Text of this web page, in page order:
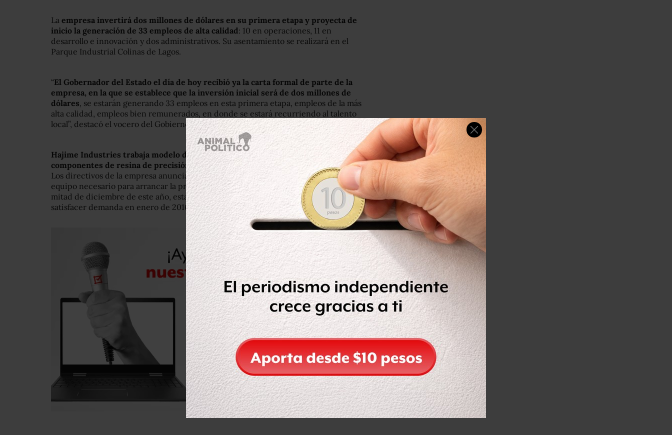
La empresa invertirá dos millones de dólares en su primera etapa y proyecta de
inicio la generación de 33 empleos de alta calidad: 10 en operaciones, 11 en
desarrollo e innovación y dos administrativos. Su asentamiento se realizará en el
Parque Industrial Colinas de Lagos.
“El Gobernador del Estado el día de hoy recibió ya la carta formal de parte de la
empresa, en la que se establece que la inversión inicial será de dos millones de
dólares, se estarán generando 33 empleos en esta primera etapa, empleos de la más
alta calidad, empleos bien remunerados, en donde se estará recurriendo al talento
local”, destacó el vocero del Gobierno del Estado, Gonzalo Sánchez.
Hajime Industries trabaja modelo de inyección de plástico proporcionando
componentes de resina de precisión principalmente para la industria automotriz.
Los directivos de la empresa anunciaron que ya tienen previsto el ingreso de todo el
equipo necesario para arrancar la producción en México; y a partir de la segunda
mitad de diciembre de este año, estarían completamente listos para comenzar a
satisfacer demanda en enero de 2016.